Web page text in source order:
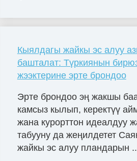
Кыялдагы жайкы эс алуу
башталат: Түркиянын
жээктерине эрте брондоо
Эрте брондоо эң жакшы
камсыз кылып, керектүү
жана курорттон идеалдуу
табууну да жеңилдетет
жайкы эс алуу пландарын